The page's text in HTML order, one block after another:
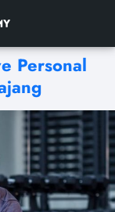
Personal